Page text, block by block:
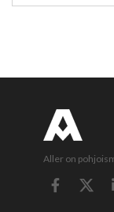
Aller on